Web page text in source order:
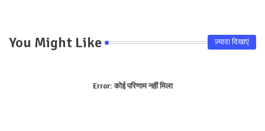
You Might Like ज़्यादा दिखाएं
Error:कोई परिणाम नहीं मिला